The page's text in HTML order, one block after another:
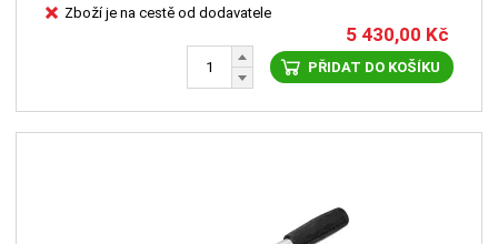
Zboží je na cestě od dodavatele
5 430,00 Kč
PŘIDAT DO KOŠÍKU